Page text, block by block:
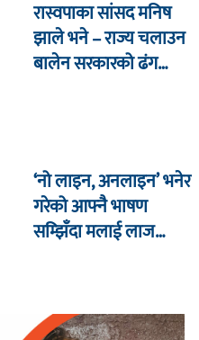
रास्वपाका सांसद मनिष
झाले भने – राज्य चलाउन
बालेन सरकारको ढंग
‘नो लाइन, अनलाइन’ भनेर
गरेको आफ्नै भाषण
सम्झिँदा मलाई लाज